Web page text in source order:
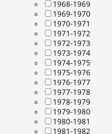
1968-1969
1969-1970
1970-1971
1971-1972
1972-1973
1973-1974
1974-1975
1975-1976
1976-1977
1977-1978
1978-1979
1979-1980
1980-1981
1981-1982